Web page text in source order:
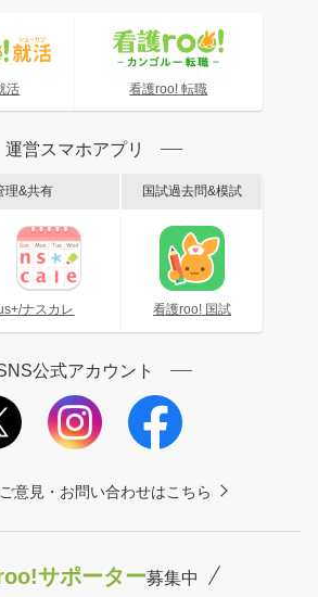
活 看護roo! 転職
運営スマホアプリ
理&共有
ナスカレ
国試過去問&模試
看護roo! 国試
公式アカウント
意見・お問い合わせはこちら
サポーター募集中